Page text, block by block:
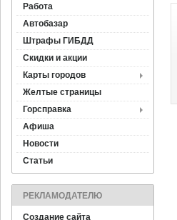
Работа
Автобазар
Штрафы ГИБДД
Скидки и акции
Карты городов
Желтые страницы
Горсправка
Афиша
Новости
Статьи
РЕКЛАМОДАТЕЛЮ
Создание сайта